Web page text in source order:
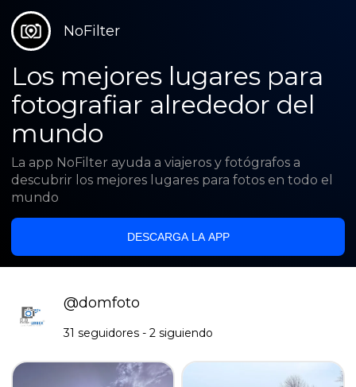
NoFilter
Los mejores lugares para
fotografiar alrededor del
mundo
La app NoFilter ayuda a viajeros y fotógrafos a
descubrir los mejores lugares para fotos en todo el
mundo
DESCARGA LA APP
@domfoto
31 seguidores - 2 siguiendo